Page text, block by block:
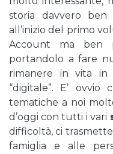
storia davvero ben
all’inizio del primo
Account ma ben
portandolo a fare
rimanere in vita in
“digitale”. E’
tematiche a noi
d’oggi con tutti i vari
difficoltà, ci
famiglia e alle